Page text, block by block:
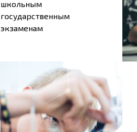
школьным
государственным
экзаменам